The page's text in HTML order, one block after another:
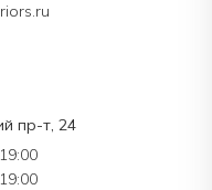
пр-т, 24